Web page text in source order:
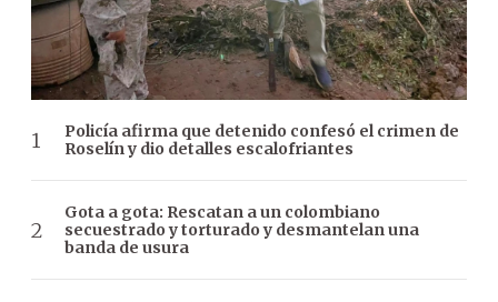
Policía afirma que detenido confesó el crimen de
Roselín y dio detalles escalofriantes
Gota a gota: Rescatan a un colombiano
secuestrado y torturado y desmantelan una
banda de usura